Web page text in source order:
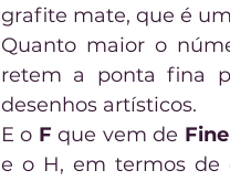
grafite mate, que é
Quanto maior o
retem a ponta fina
desenhos artísticos.
E o F que vem de Fine
e o H, em termos de